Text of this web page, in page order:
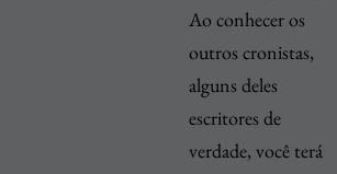
Ao conhecer os
outros cronistas,
alguns deles
escritores de
verdade, você terá